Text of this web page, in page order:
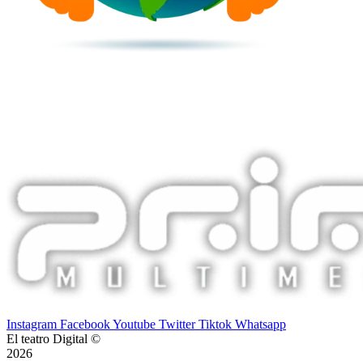
Instagram FacebookYoutube Twitter Tiktok Whatsapp
El teatro Digital ©
2026